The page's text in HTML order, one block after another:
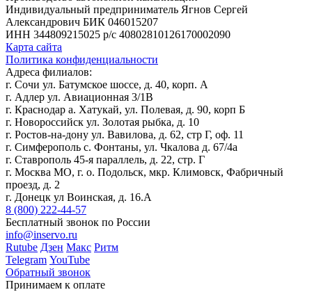
Индивидуальный предприниматель Ягнов Сергей
Александрович БИК 046015207
ИНН 344809215025 р/с 40802810126170002090
Карта сайта
Политика конфиденциальности
Адреса филиалов:
г. Сочи ул. Батумское шоссе, д. 40, корп. А
г. Адлер ул. Авиационная 3/1В
г. Краснодар а. Хатукай, ул. Полевая, д. 90, корп Б
г. Новороссийск ул. Золотая рыбка, д. 10
г. Ростов-на-дону ул. Вавилова, д. 62, стр Г, оф. 11
г. Симферополь с. Фонтаны, ул. Чкалова д. 67/4а
г. Ставрополь 45-я параллель, д. 22, стр. Г
г. Москва МО, г. о. Подольск, мкр. Климовск, Фабричный
проезд, д. 2
г. Донецк ул Воинская, д. 16.А
8 (800) 222-44-57
Бесплатный звонок по России
info@inservo.ru
Rutube Дзен Макс Ритм
Telegram YouTube
Обратный звонок
Принимаем к оплате